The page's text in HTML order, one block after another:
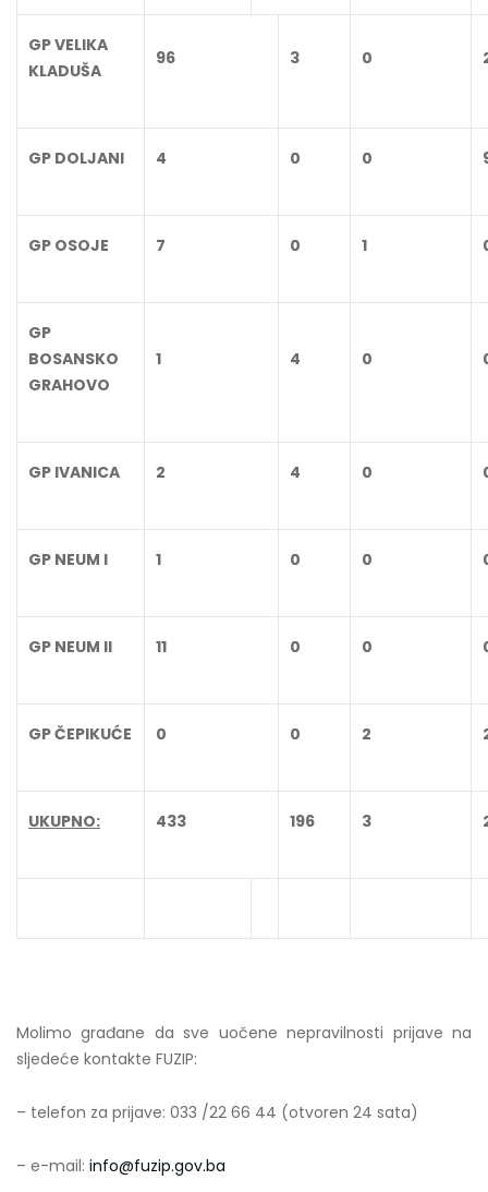
GP VELIKA
KLADUŠA
96 3 0
GP DOLJANI 4 0 0
GP OSOJE 7 0 1
GP
BOSANSKO
GRAHOVO
1 4 0
GP IVANICA 2 4 0
GP NEUM I 1 0 0
GP NEUM II 11 0 0
GP ČEPIKUĆE 0 0 2
UKUPNO: 433 196 3
Molimo građane da sve uočene nepravilnosti prijave na
sljedeće kontakte FUZIP:
– telefon za prijave: 033 /22 66 44 (otvoren 24 sata)
– e-mail: info@fuzip.gov.ba